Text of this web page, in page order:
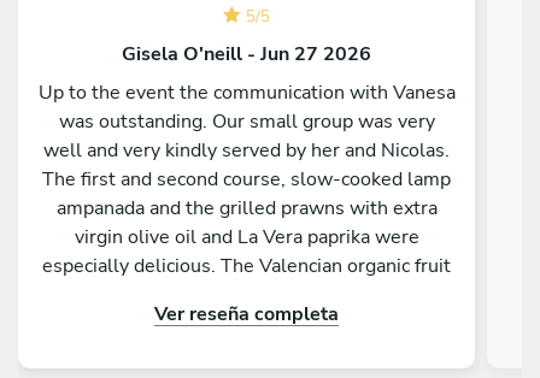
5/5
Gisela O'neill - Jun 27 2026
Up to the event the communication with Vanesa
was outstanding. Our small group was very
well and very kindly served by her and Nicolas.
The first and second course, slow-cooked lamp
ampanada and the grilled prawns with extra
virgin olive oil and La Vera paprika were
especially delicious. The Valencian organic fruit
Both barbecue and kitchen worktops were
Ver reseña completa